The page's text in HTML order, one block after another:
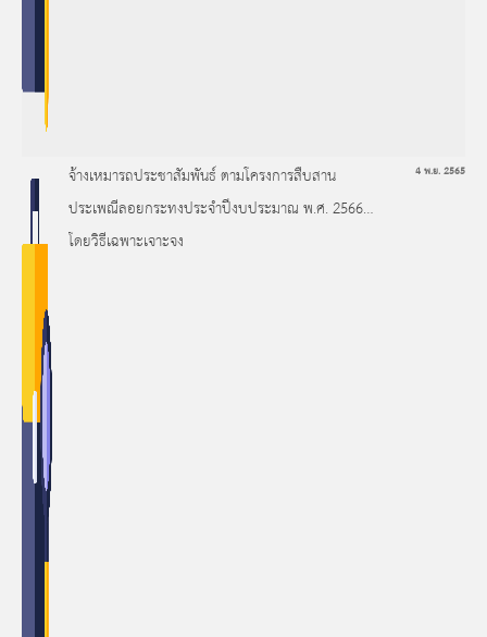
จ้างเหมารถประชาสัมพันธ์ ตามโครงการสืบสาน
ประเพณีลอยกระทงประจำปีงบประมาณ พ.ศ. 2566
โดยวิธีเฉพาะเจาะจง
4 พ.ย. 2565